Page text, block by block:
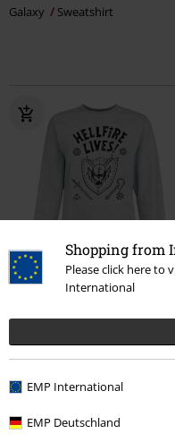
Shopping from
Please click here to
International
EMP International
EMP Deutschland
Galaxy
Sweatshirt